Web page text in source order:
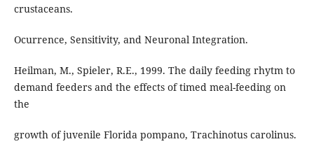
crustaceans.
Ocurrence, Sensitivity, and Neuronal Integration.
Heilman, M., Spieler, R.E., 1999. The daily feeding rhytm to
demand feeders and the effects of timed meal-feeding on
the
growth of juvenile Florida pompano, Trachinotus carolinus.